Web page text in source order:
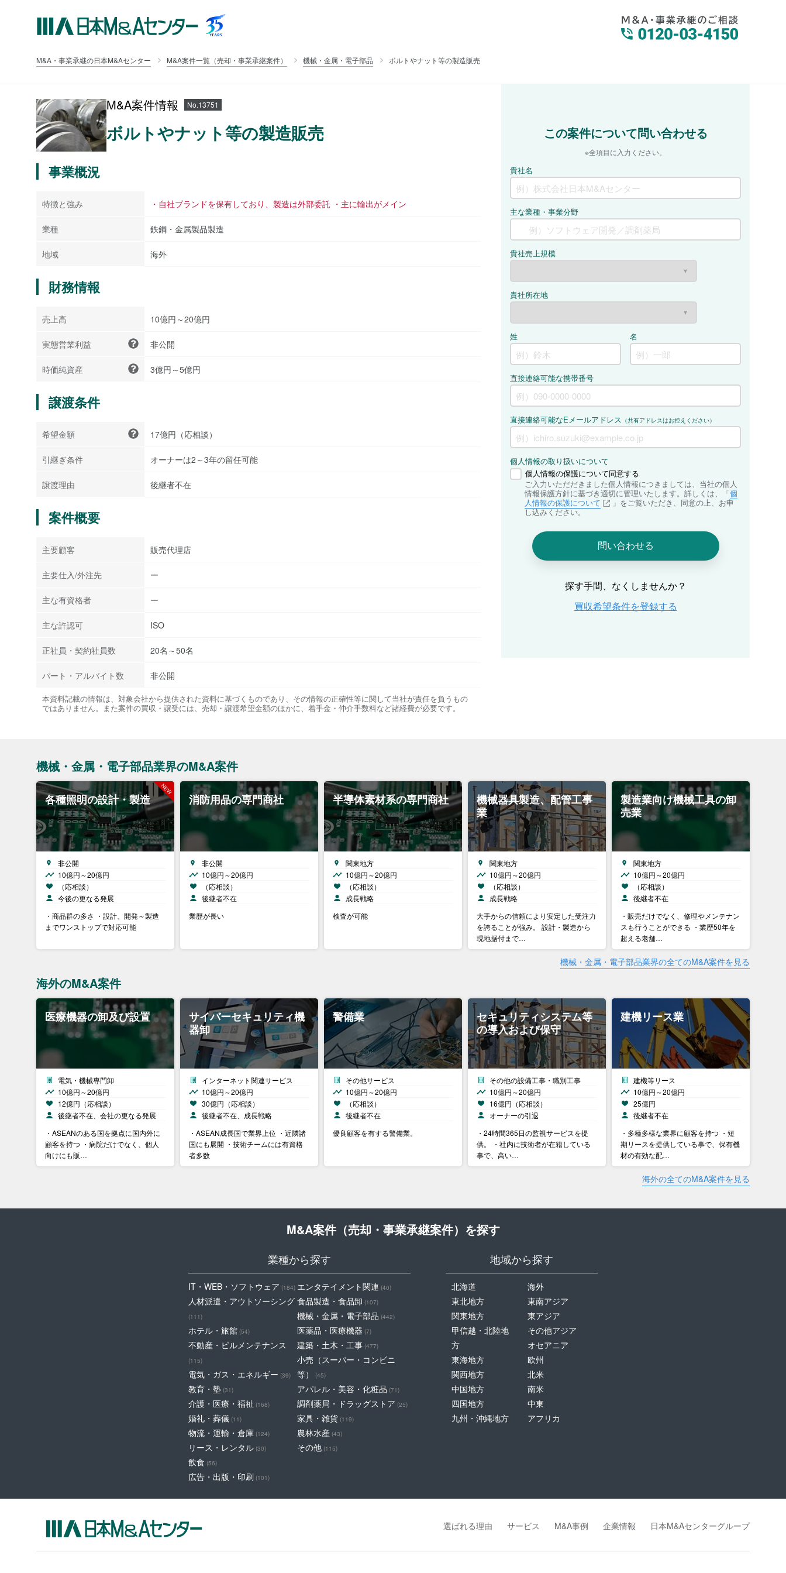
M&A・事業承継の日本M&Aセンター M&A案件一覧（売却・事業承継案件） 機械・金属・電子部品 ボルトやナット等の製造販売
M&A案件情報 No.13751
ボルトやナット等の製造販売
事業概況
特徴と強み ・自社ブランドを保有しており、製造は外部委託 ・主に輸出がメイン
業種 鉄鋼・金属製品製造
地域 海外
財務情報
売上高 10億円～20億円
実態営業利益 非公開
時価純資産 3億円～5億円
譲渡条件
希望金額 17億円（応相談）
引継ぎ条件 オーナーは2～3年の留任可能
譲渡理由 後継者不在
案件概要
主要顧客 販売代理店
主要仕入/外注先 ー
主な有資格者 ー
主な許認可 ISO
正社員・契約社員数 20名～50名
パート・アルバイト数 非公開
本資料記載の情報は、対象会社から提供された資料に基づくものであり、その情報の正確性等に関して当社が責任を負うもの
ではありません。また案件の買収・譲受には、売却・譲渡希望金額のほかに、着手金・仲介手数料など諸経費が必要です。
機械・金属・電子部品業界のM&A案件
各種照明の設計・製造
非公開
10億円～20億円
（応相談）
今後の更なる発展
・商品群の多さ ・設計、開発～製造
までワンストップで対応可能
消防用品の専門商社
非公開
10億円～20億円
（応相談）
後継者不在
業歴が長い
半導体素材系の専門商社
関東地方
10億円～20億円
（応相談）
成長戦略
検査が可能
機械器具製造、配管工事
業
関東地方
10億円～20億円
（応相談）
成長戦略
大手からの信頼により安定した受注力
を誇ることが強み。 設計・製造から
現地据付まで…
製造業向け機械工具の卸
売業
関東地方
10億円～20億円
（応相談）
後継者不在
・販売だけでなく、修理やメンテナン
スも行うことができる ・業歴50年を
超える老舗…
機械・金属・電子部品業界の全てのM&A案件を見る
海外のM&A案件
医療機器の卸及び設置
電気・機械専門卸
10億円～20億円
12億円（応相談）
後継者不在、会社の更なる発展
・ASEANのある国を拠点に国内外に
顧客を持つ ・病院だけでなく、個人
向けにも販…
サイバーセキュリティ機
器卸
インターネット関連サービス
10億円～20億円
30億円（応相談）
後継者不在、成長戦略
・ASEAN成長国で業界上位 ・近隣諸
国にも展開 ・技術チームには有資格
者多数
警備業
その他サービス
10億円～20億円
（応相談）
後継者不在
優良顧客を有する警備業。
セキュリティシステム等
の導入および保守
その他の設備工事・職別工事
10億円～20億円
16億円（応相談）
オーナーの引退
・24時間365日の監視サービスを提
供。 ・社内に技術者が在籍している
事で、高い…
建機リース業
建機等リース
10億円～20億円
25億円
後継者不在
・多種多様な業界に顧客を持つ ・短
期リースを提供している事で、保有機
材の有効な配…
海外の全てのM&A案件を見る
M&A案件（売却・事業承継案件）を探す
業種から探す
IT・WEB・ソフトウェア (184)
人材派遣・アウトソーシング
(111)
ホテル・旅館 (54)
不動産・ビルメンテナンス
(115)
電気・ガス・エネルギー (39)
教育・塾 (31)
介護・医療・福祉 (168)
婚礼・葬儀 (11)
物流・運輸・倉庫 (124)
リース・レンタル (30)
飲食 (56)
広告・出版・印刷 (101)
エンタテイメント関連 (40)
食品製造・食品卸 (107)
機械・金属・電子部品 (442)
医薬品・医療機器 (7)
建築・土木・工事 (477)
小売（スーパー・コンビニ
等）
(45)
アパレル・美容・化粧品 (71)
調剤薬局・ドラッグストア (25)
家具・雑貨 (119)
農林水産 (43)
その他 (115)
地域から探す
北海道
東北地方
関東地方
甲信越・北陸地
方
東海地方
関西地方
中国地方
四国地方
九州・沖縄地方
海外
東南アジア
東アジア
その他アジア
オセアニア
欧州
北米
南米
中東
アフリカ
選ばれる理由 サービス M&A事例 企業情報 日本M&Aセンターグループ